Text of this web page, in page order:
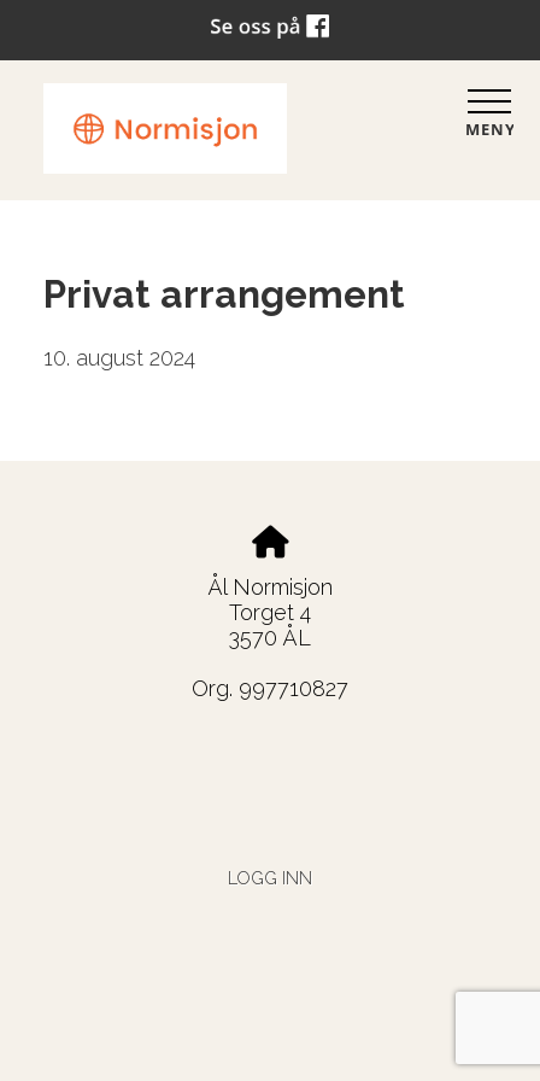
MENY
Privat arrangement
10. august 2024
Ål Normisjon
Torget 4
3570 ÅL
Org. 997710827
LOGG INN